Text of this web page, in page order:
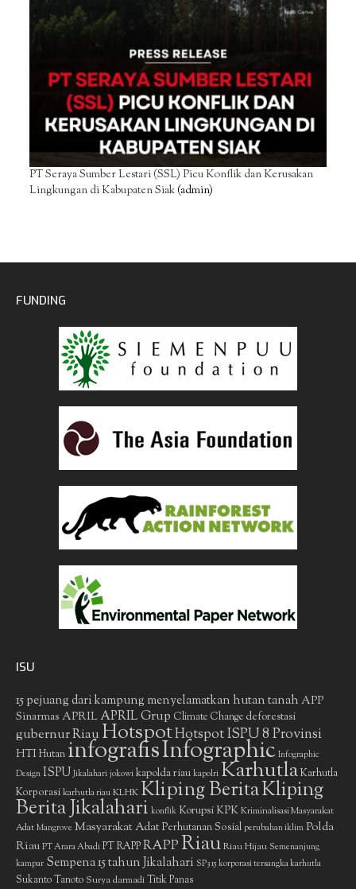
PT Seraya Sumber Lestari (SSL) Picu Konflik dan Kerusakan
Lingkungan di Kabupaten Siak(admin)
FUNDING
ISU
15 pejuang dari kampung menyelamatkan hutan tanah APP
Sinarmas APRIL APRIL Grup Climate Change deforestasi
gubernur RiauHotspotHotspot ISPU 8 Provinsi
HTIHutan infografisInfographic Infographic
Design ISPU Jikalahari jokowi kapolda riau kapolri KarhutlaKarhutla
Korporasikarhutla riauKLHKKliping BeritaKliping
Berita Jikalahari konflik Korupsi KPKKriminalisasi Masyarakat
Adat Mangrove Masyarakat AdatPerhutanan Sosial perubahan iklim Polda
Riau PT Arara Abadi PT RAPPRAPPRiauRiau Hijau Semenanjung
kampar Sempena 15 tahun Jikalahari SP3 15 korporasi tersangka karhutla
Sukanto Tanoto Surya darmadiTitik Panas